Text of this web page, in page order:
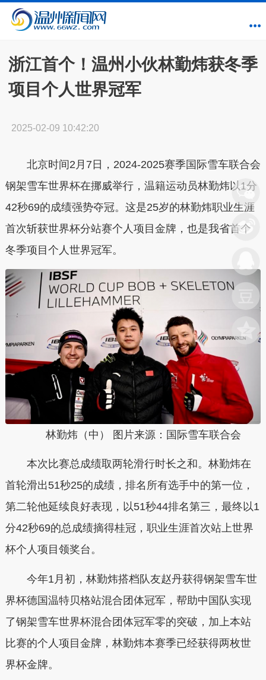
浙江首个！温州小伙林勤炜获冬季
项目个人世界冠军
2025-02-09 10:42:20
北京时间2月7日，2024-2025赛季国际雪车联合会
钢架雪车世界杯在挪威举行，温籍运动员林勤炜以1分
42秒69的成绩强势夺冠。这是25岁的林勤炜职业生涯
首次斩获世界杯分站赛个人项目金牌，也是我省首个
冬季项目个人世界冠军。
林勤炜（中） 图片来源：国际雪车联合会
本次比赛总成绩取两轮滑行时长之和。林勤炜在
首轮滑出51秒25的成绩，排名所有选手中的第一位，
第二轮他延续良好表现，以51秒44排名第三，最终以1
分42秒69的总成绩摘得桂冠，职业生涯首次站上世界
杯个人项目领奖台。
今年1月初，林勤炜搭档队友赵丹获得钢架雪车世
界杯德国温特贝格站混合团体冠军，帮助中国队实现
了钢架雪车世界杯混合团体冠军零的突破，加上本站
比赛的个人项目金牌，林勤炜本赛季已经获得两枚世
界杯金牌。